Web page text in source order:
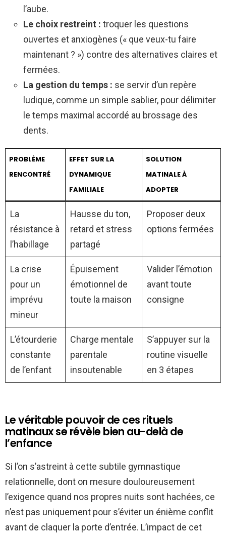
l’aube.
Le choix restreint : troquer les questions
ouvertes et anxiogènes (« que veux-tu faire
maintenant ? ») contre des alternatives claires et
fermées.
La gestion du temps : se servir d’un repère
ludique, comme un simple sablier, pour délimiter
le temps maximal accordé au brossage des
dents.
PROBLÈME
RENCONTRÉ
EFFET SUR LA
DYNAMIQUE
FAMILIALE
SOLUTION
MATINALE À
ADOPTER
La
résistance à
l’habillage
Hausse du ton,
retard et stress
partagé
Proposer deux
options fermées
La crise
pour un
imprévu
mineur
Épuisement
émotionnel de
toute la maison
Valider l’émotion
avant toute
consigne
L’étourderie
constante
de l’enfant
Charge mentale
parentale
insoutenable
S’appuyer sur la
routine visuelle
en 3 étapes
Le véritable pouvoir de ces rituels
matinaux se révèle bien au-delà de
l’enfance
Si l’on s’astreint à cette subtile gymnastique
relationnelle, dont on mesure douloureusement
l’exigence quand nos propres nuits sont hachées, ce
n’est pas uniquement pour s’éviter un énième conflit
avant de claquer la porte d’entrée. L’impact de cet